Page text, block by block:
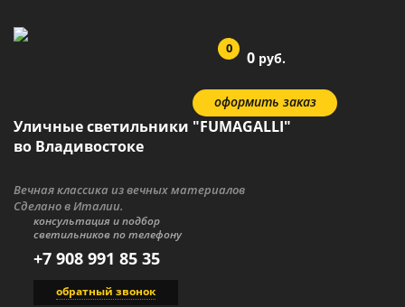
0 0 руб.
оформить заказ
Уличные светильники "FUMAGALLI"
во Владивостоке
Вечная классика из вечных материалов
Сделано в Италии.
консультация и подбор
светильников по телефону
+7 908 991 85 35
обратный звонок